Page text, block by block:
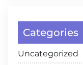
Categories
Uncategorized